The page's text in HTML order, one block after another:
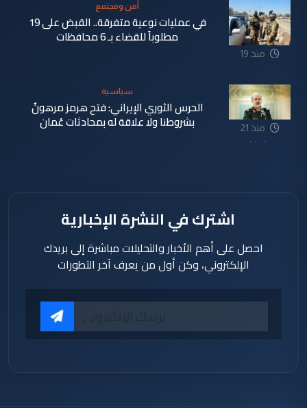
منذ 19
أمن ومجتمع
في عمليات نوعية متفرقة.. القبض على 19
مطلوباً للقضاء بـ 6 محافظات
منذ 21
دقيقة
سياسية
الحرس الثوري الإيراني: فتح هرمز مرهونٌ
بشروطنا ولا علاقة له بمحادثات عُمان
اشترك في النشرة الإخبارية
احصل على أهم الأخبار والتحليلات مباشرة إلى بريدك
الإلكتروني، وكن أول من يعرف آخر التطورات